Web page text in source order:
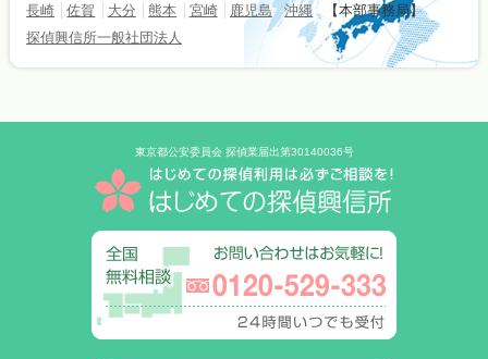
長崎
佐賀 大分 熊本 宮崎 鹿児島 沖縄
【本部事務局】
探偵興信所一般社団法人
東京都公安委員会 探偵業届出第30140036号